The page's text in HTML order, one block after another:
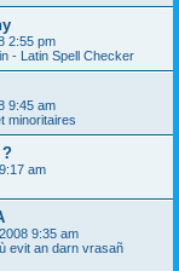
2:55 pm
- Latin Spell Checker
9:45 am
minoritaires
am
9:35 am
evit an darn vrasañ